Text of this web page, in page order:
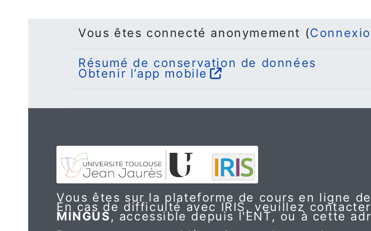
Vous êtes connecté anonymement (
Résumé de conservation de données
Obtenir l’app mobile
Vous êtes sur la plateforme de cours en ligne
En cas de difficulté avec IRIS, veuillez
MINGUS, accessible depuis l'ENT, ou à cette